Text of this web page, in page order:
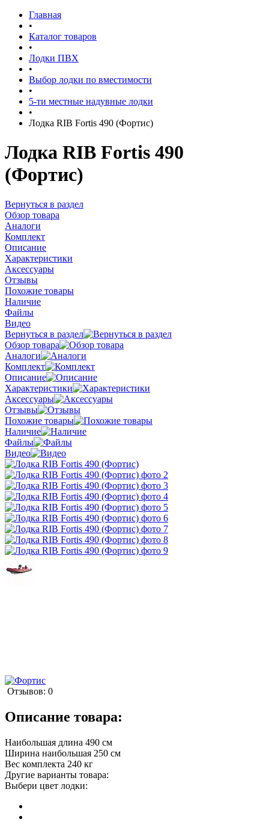
Главная
•
Каталог товаров
•
Лодки ПВХ
•
Выбор лодки по вместимости
•
5-ти местные надувные лодки
•
Лодка RIB Fortis 490 (Фортис)
Лодка RIB Fortis 490
(Фортис)
Вернуться в раздел
Обзор товара
Аналоги
Комплект
Описание
Характеристики
Аксессуары
Отзывы
Похожие товары
Наличие
Файлы
Видео
Вернуться в раздел
Обзор товара
Аналоги
Комплект
Описание
Характеристики
Аксессуары
Отзывы
Похожие товары
Наличие
Файлы
Видео
Отзывов: 0
Описание товара:
Наибольшая длина 490 см
Ширина наибольшая 250 см
Вес комплекта 240 кг
Другие варианты товара:
Выбери цвет лодки: